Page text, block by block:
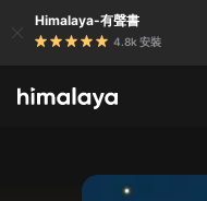
Himalaya-有聲書
4.8k 安裝